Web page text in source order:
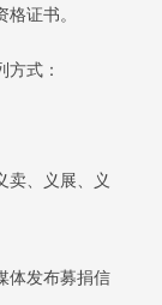
证书。
式：
卖、义展、义
体发布募捐信